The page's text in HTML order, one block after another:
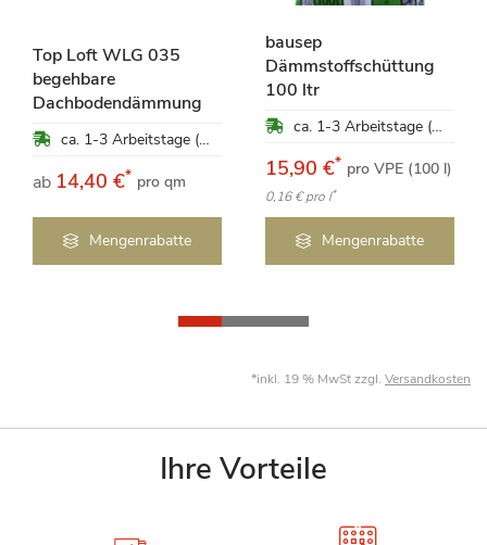
Top Loft WLG 035
begehbare
Dachbodendämmung
ca. 1-3 Arbeitstage (Mo-Fr)
ab 14,40 €* pro qm
Mengenrabatte
bausep
Dämmstoffschüttung
100 ltr
ca. 1-3 Arbeitstage (Mo-Fr)
15,90 €* pro VPE (100 l)
0,16 €pro l*
Mengenrabatte
*inkl. 19 % MwSt zzgl. Versandkosten
Ihre Vorteile